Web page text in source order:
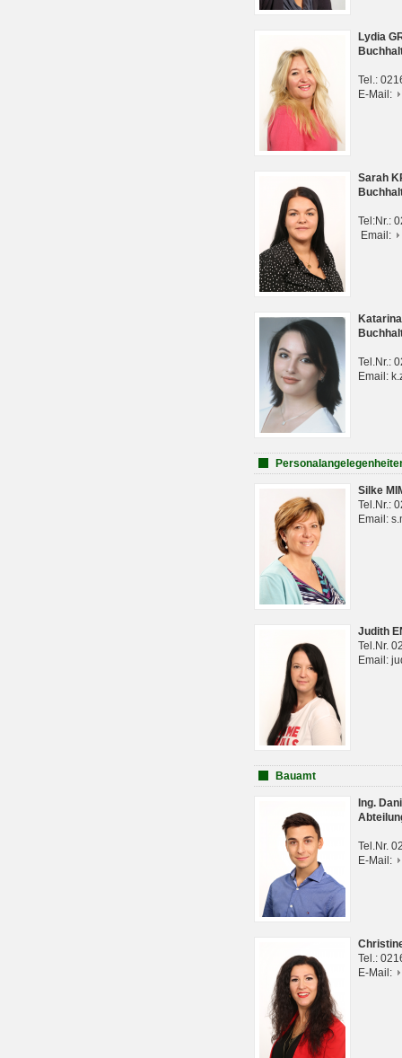
Lydia
Tel.:
E-Mail:
Sarah
Tel:Nr.:
Email:
Tel.Nr.:
Email:
Silke
Tel.Nr.:
Email:
Judith
Tel.Nr.
Email:
Bauamt
Ing.
Tel.Nr.
E-Mail:
Tel.:
E-Mail: